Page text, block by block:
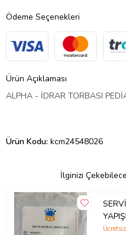
Ödeme Seçenekleri
Ürün Açıklaması
ALPHA - İDRAR TORBASI
Ürün Kodu: kcm24548026
İlginizi
ADET